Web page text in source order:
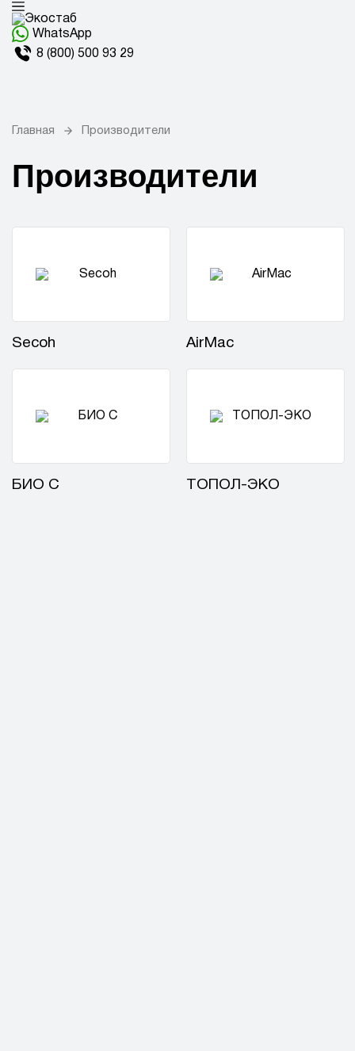
WhatsApp
8 (800) 500 93 29
Главная Производители
Производители
Secoh AirMac
БИО С ТОПОЛ-ЭКО